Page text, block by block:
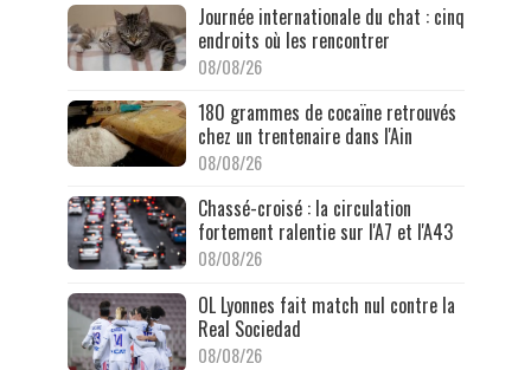
Journée internationale du chat : cinq
endroits où les rencontrer
08/08/26
180 grammes de cocaïne retrouvés
chez un trentenaire dans l'Ain
08/08/26
Chassé-croisé : la circulation
fortement ralentie sur l'A7 et l'A43
08/08/26
OL Lyonnes fait match nul contre la
Real Sociedad
08/08/26